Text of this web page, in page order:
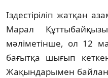
Іздестіріліп жатқан
Марал
мәліметінше, ол 12
бағытқа шығып
Жақындарымен